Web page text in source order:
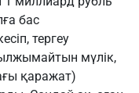
бас
тергеу
мүлік,
қаражат)